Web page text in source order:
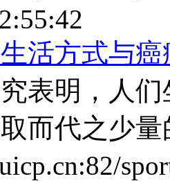
活方式与
表明，人
而代之少